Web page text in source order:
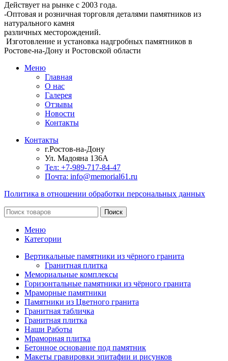
Действует на рынке с 2003 года.
-Оптовая и розничная торговля деталями памятников из
натурального камня
различных месторождений.
Изготовление и установка надгробных памятников в
Ростове-на-Дону и Ростовской области
Меню
Главная
О нас
Галерея
Отзывы
Новости
Контакты
Контакты
г.Ростов-на-Дону
Ул. Мадояна 136А
Тел: +7-989-717-84-47
Почта: info@memorial61.ru
Политика в отношении обработки персональных данных
Поиск
Меню
Категории
Вертикальные памятники из чёрного гранита
Гранитная плитка
Мемориальные комплексы
Горизонтальные памятники из чёрного гранита
Мраморные памятники
Памятники из Цветного гранита
Гранитная табличка
Гранитная плитка
Наши Работы
Мраморная плитка
Бетонное основание под памятник
Макеты гравировки эпитафии и рисунков